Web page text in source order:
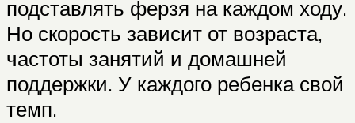
подставлять ферзя на каждом ходу.
Но скорость зависит от возраста,
частоты занятий и домашней
поддержки. У каждого ребенка свой
темп.